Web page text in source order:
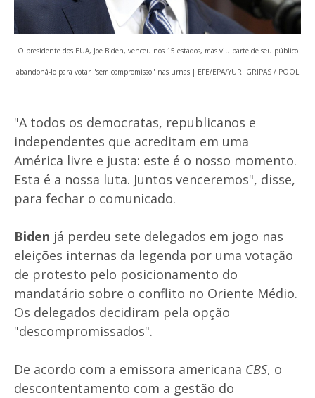
O presidente dos EUA, Joe Biden, venceu nos 15 estados, mas viu parte de seu público
abandoná-lo para votar "sem compromisso" nas urnas | EFE/EPA/YURI GRIPAS / POOL
"A todos os democratas, republicanos e
independentes que acreditam em uma
América livre e justa: este é o nosso momento.
Esta é a nossa luta. Juntos venceremos", disse,
para fechar o comunicado.
Biden já perdeu sete delegados em jogo nas
eleições internas da legenda por uma votação
de protesto pelo posicionamento do
mandatário sobre o conflito no Oriente Médio.
Os delegados decidiram pela opção
"descompromissados".
De acordo com a emissora americana CBS, o
descontentamento com a gestão do